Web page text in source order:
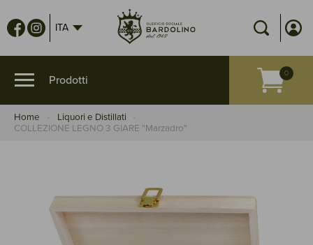
ITA
Home
Liquori e Distillati
COLLEZIONE LEGNO 3 GIARE "Marzadro"